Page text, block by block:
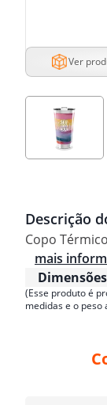
Ver
Descrição
Copo
mais
(Esse produto é
medidas e o